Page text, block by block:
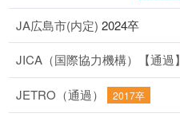
JA広島市(内定) 2024卒
JICA（国際協力機構）【通過】
JETRO（通過） 2017卒